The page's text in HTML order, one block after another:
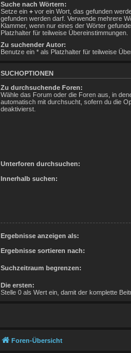
Suche nach Wörtern:
Setze ein + vor ein Wort, das gefunden
gefunden werden darf. Verwende mehrere
Klammer, wenn nur eines der Wörter
Platzhalter für teilweise Übereinstimmungen.
Zu suchender Autor:
Benutze ein * als Platzhalter für teilweise
SUCHOPTIONEN
Zu durchsuchende Foren:
Wähle das Forum oder die Foren aus, in
automatisch mit durchsucht, sofern du die
deaktivierst.
Unterforen durchsuchen:
Innerhalb suchen:
Ergebnisse anzeigen als:
Ergebnisse sortieren nach:
Suchzeitraum begrenzen:
Die ersten:
Stelle 0 als Wert ein, damit der komplette
Foren-Übersicht